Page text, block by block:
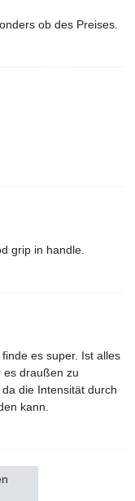
ob des Preises.
grip in handle.
es super. Ist alles
es draußen zu
die Intensität durch
kann.